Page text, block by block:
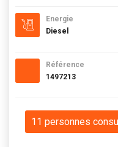
Energie
Diesel
Référence
1497213
11 personnes